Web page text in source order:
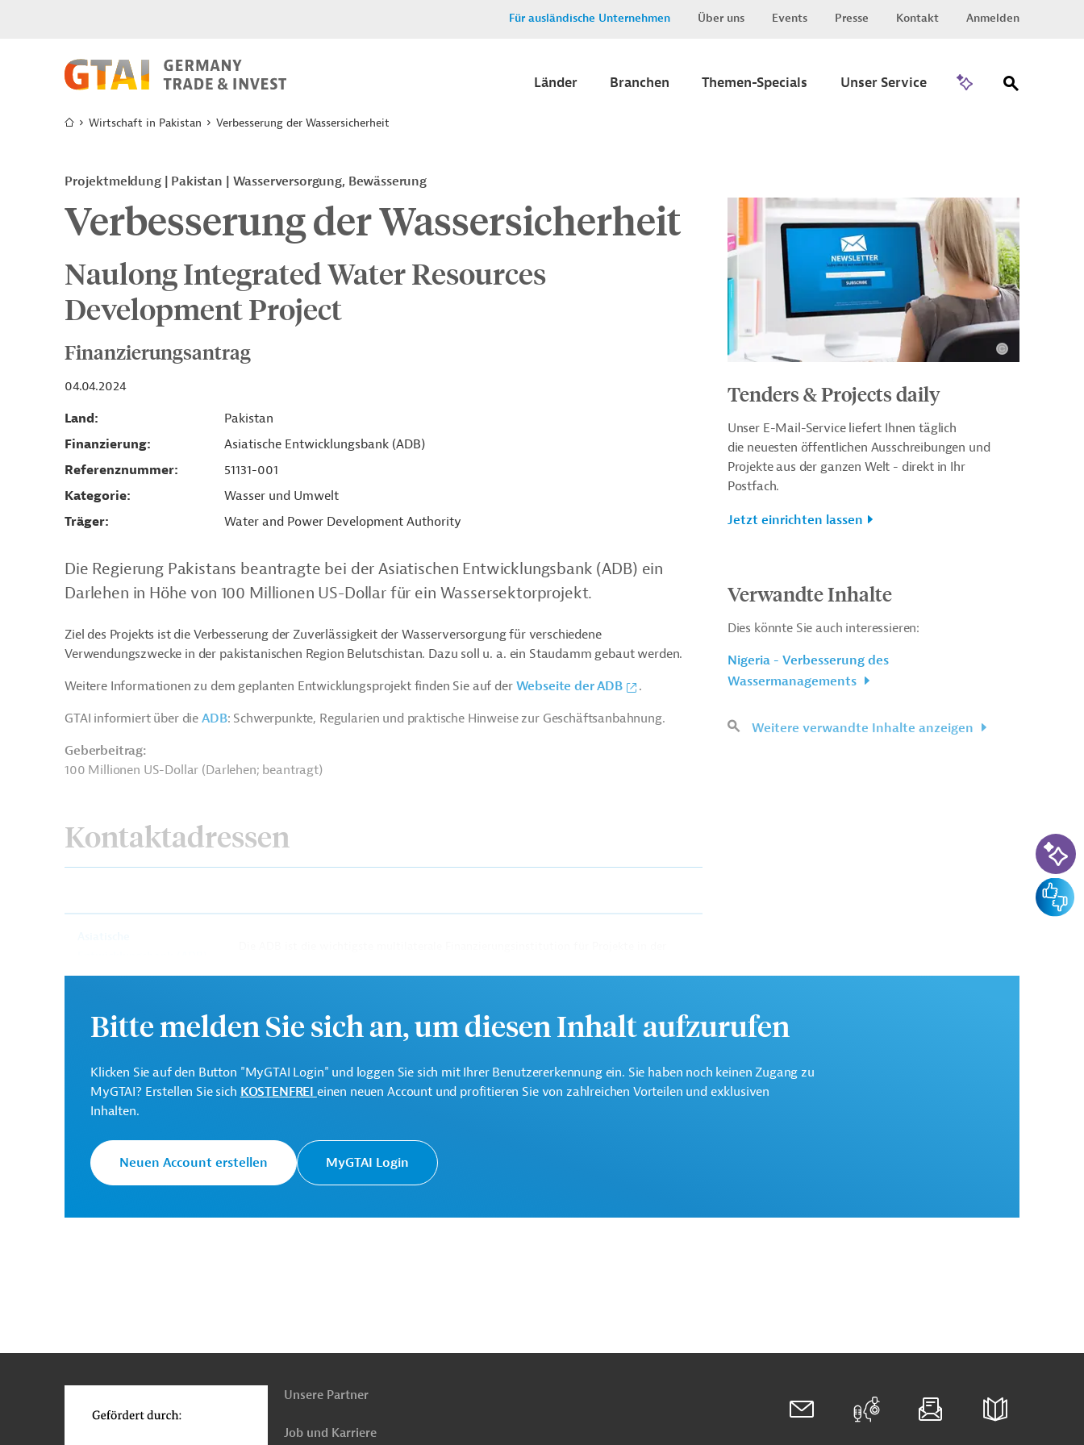
Für ausländische Unternehmen Über uns Events Presse Kontakt Anmelden
Länder Branchen Themen-Specials Unser Service
Wirtschaft in Pakistan Verbesserung der Wassersicherheit
Projektmeldung Pakistan Wasserversorgung, Bewässerung
Verbesserung der Wassersicherheit
Naulong Integrated Water Resources
Development Project
Finanzierungsantrag
04.04.2024
Land
Pakistan
Finanzierung
Asiatische Entwicklungsbank (ADB)
Referenznummer
51131-001
Kategorie
Wasser und Umwelt
Träger
Water and Power Development Authority
Die Regierung Pakistans beantragte bei der Asiatischen Entwicklungsbank (ADB) ein
Darlehen in Höhe von 100 Millionen US-Dollar für ein Wassersektorprojekt.
Ziel des Projekts ist die Verbesserung der Zuverlässigkeit der Wasserversorgung für verschiedene
Verwendungszwecke in der pakistanischen Region Belutschistan. Dazu soll u. a. ein Staudamm gebaut werden.
Weitere Informationen zu dem geplanten Entwicklungsprojekt finden Sie auf der Webseite der ADB
.
GTAI informiert über die ADB: Schwerpunkte, Regularien und praktische Hinweise zur Geschäftsanbahnung.
Geberbeitrag:
100 Millionen US-Dollar (Darlehen; beantragt)
Kontaktadressen
Water and Power
Development Authority
Projektträger
Natur- und Artenschutz, Ressourcenschonung
Wasserkraft
Land- und Forstwirtschaft, übergreifend
Projekte
Tenders & Projects daily
Unser E-Mail-Service liefert Ihnen täglich
die neuesten öffentlichen Ausschreibungen und
Projekte aus der ganzen Welt - direkt in Ihr
Postfach.
Jetzt einrichten lassen
Verwandte Inhalte
Dies könnte Sie auch interessieren:
Nigeria - Verbesserung des
Wassermanagements
Weitere verwandte Inhalte anzeigen
Bitte melden Sie sich an, um diesen Inhalt aufzurufen
Klicken Sie auf den Button "MyGTAI Login" und loggen Sie sich mit Ihrer Benutzererkennung ein. Sie haben noch keinen Zugang zu
MyGTAI? Erstellen Sie sich KOSTENFREI einen neuen Account und profitieren Sie von zahlreichen Vorteilen und exklusiven
Inhalten.
Neuen Account erstellen MyGTAI Login
oben
Unsere Partner
Job und Karriere
KI-